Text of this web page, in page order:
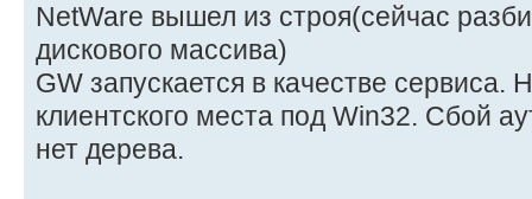
NetWare вышел из строя(сейчас
дискового массива)
GW запускается в качестве сервиса.
клиентского места под Win32. Сбой
нет дерева.